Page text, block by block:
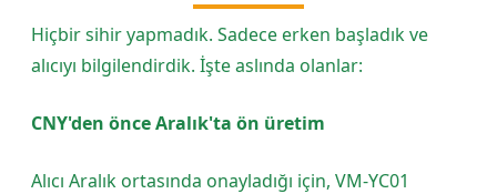
Hiçbir sihir yapmadık. Sadece erken başladık ve
alıcıyı bilgilendirdik. İşte aslında olanlar:
CNY'den önce Aralık'ta ön üretim
Alıcı Aralık ortasında onayladığı için, VM-YC01